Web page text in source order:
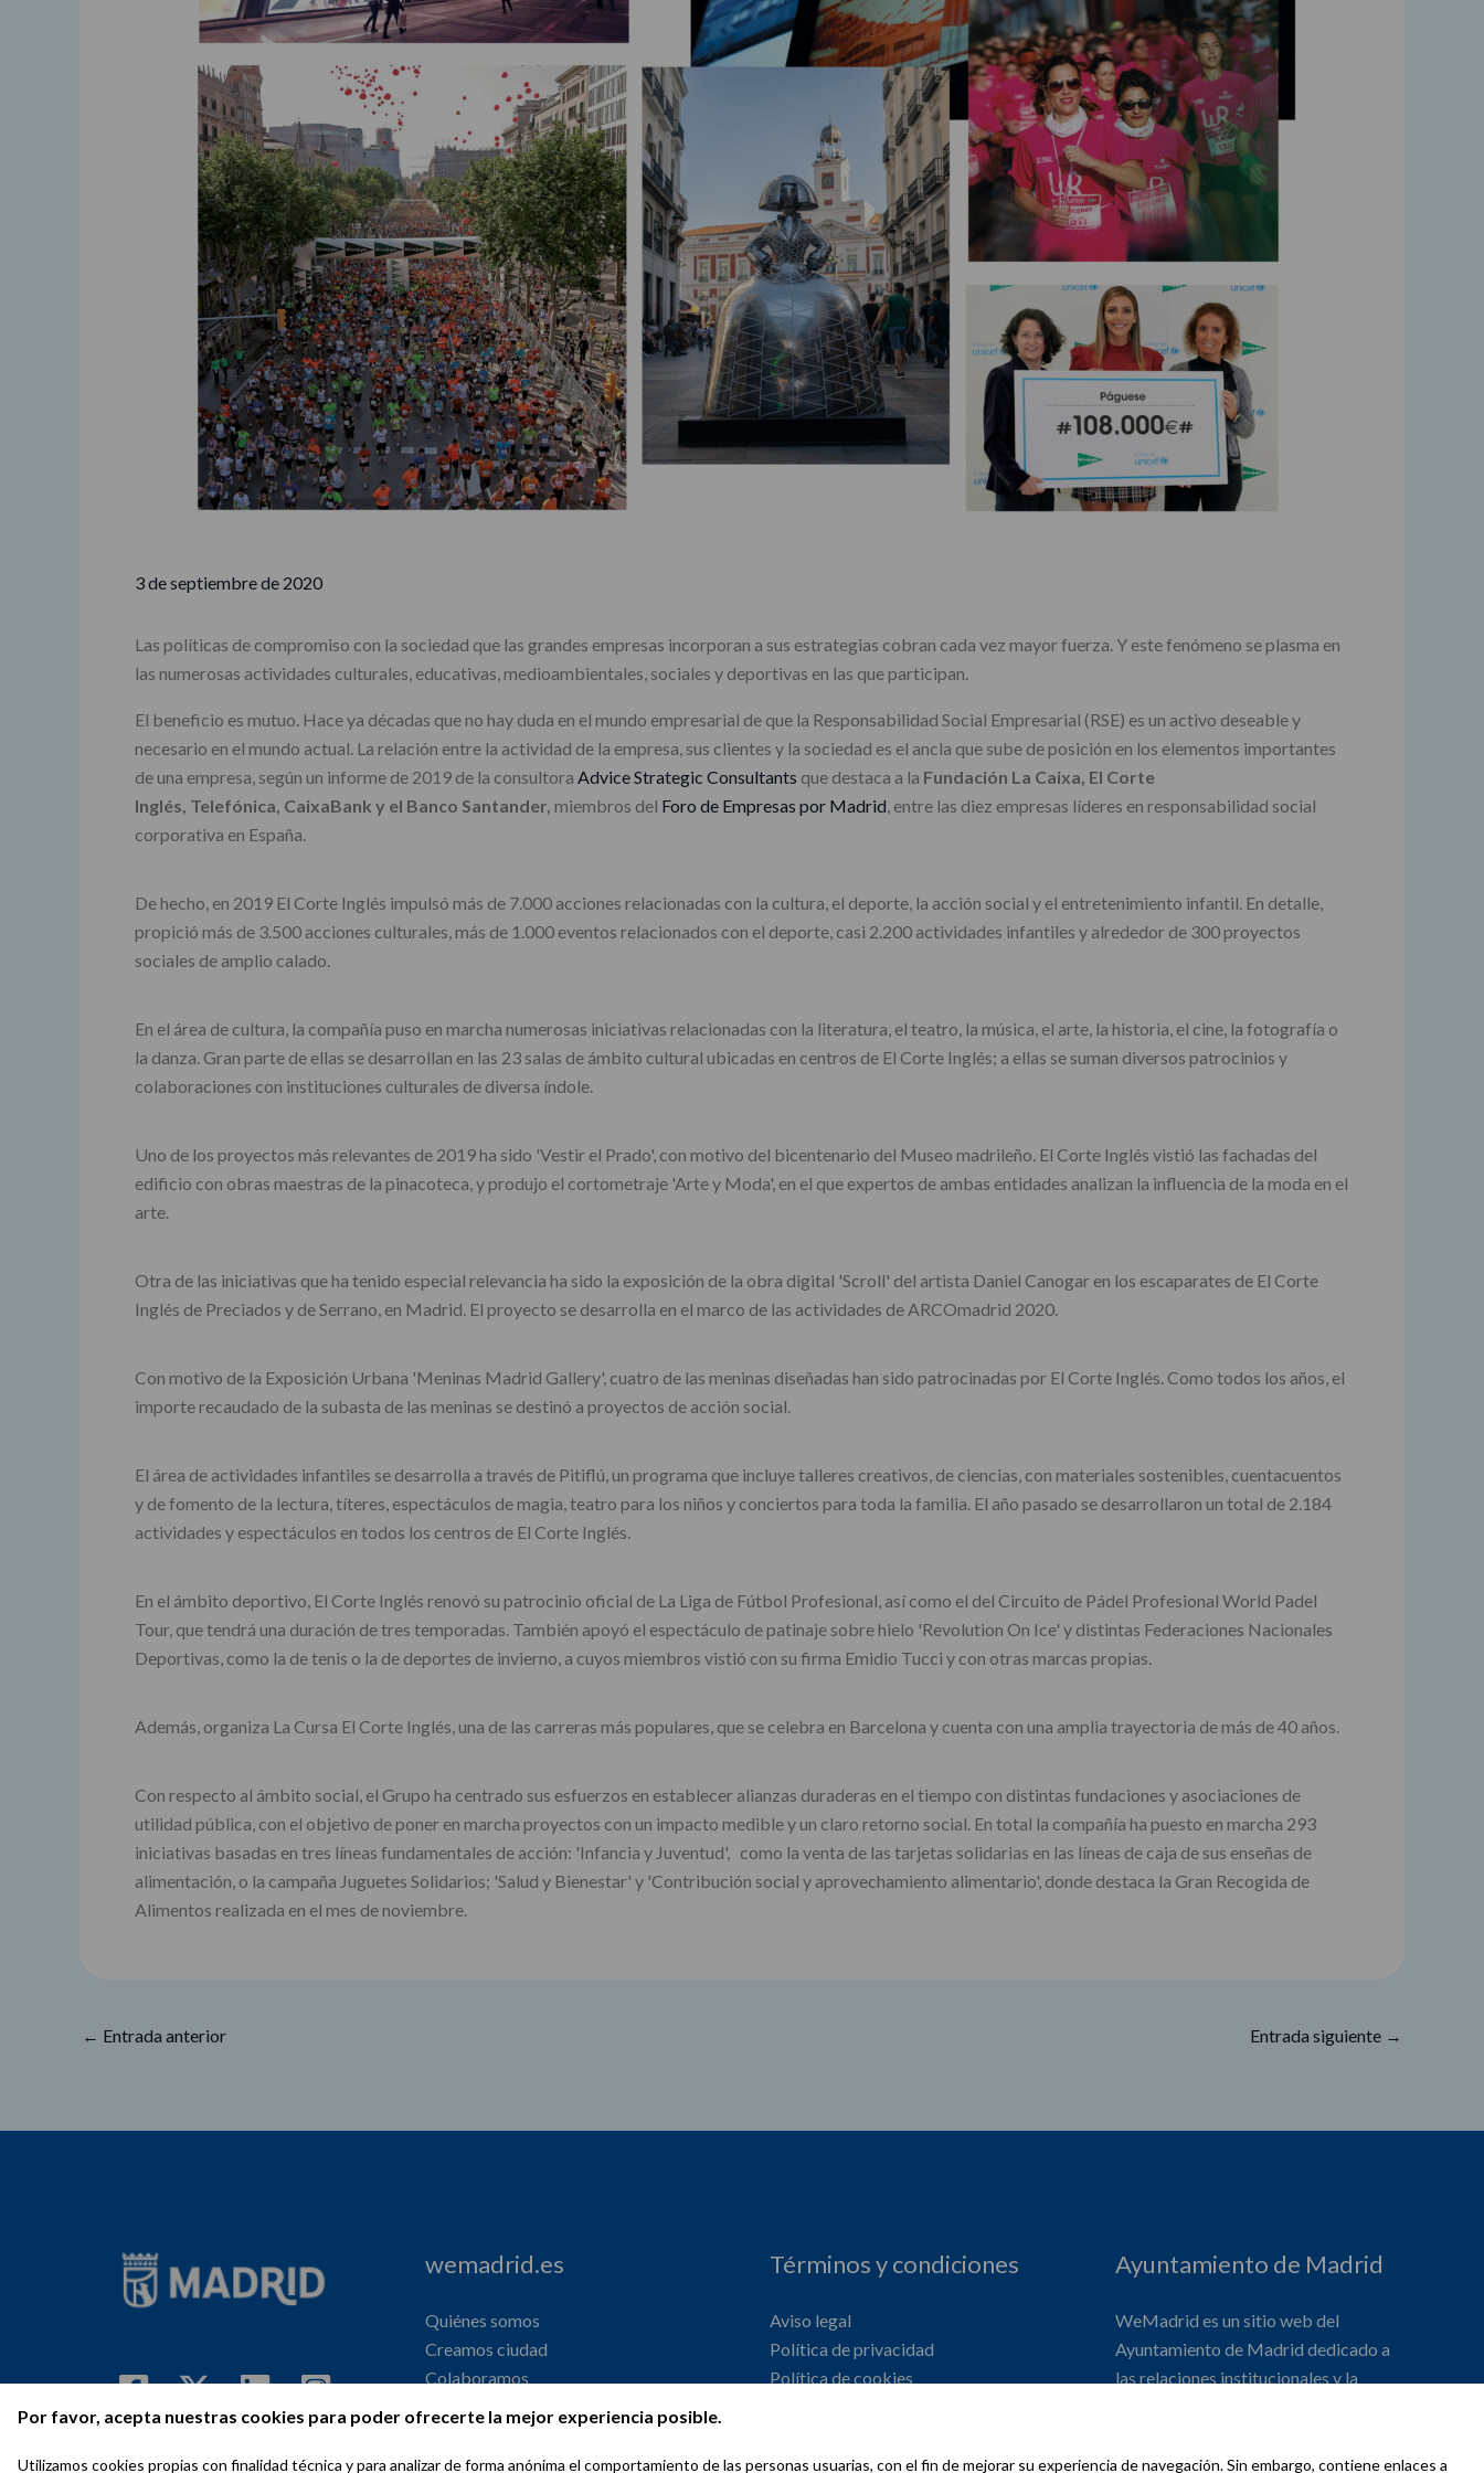
Por favor, acepta nuestras cookies para poder ofrecerte la mejor experiencia posible.
Utilizamos cookies propias con finalidad técnica y para analizar de forma anónima el comportamiento de las personas usuarias, con el fin de mejorar su experiencia de navegación. Sin embargo, contiene enlaces a
3 de septiembre de 2020
Las políticas de compromiso con la sociedad que las grandes empresas incorporan a sus estrategias cobran cada vez mayor fuerza. Y este fenómeno se plasma en
las numerosas actividades culturales, educativas, medioambientales, sociales y deportivas en las que participan.
El beneficio es mutuo. Hace ya décadas que no hay duda en el mundo empresarial de que la Responsabilidad Social Empresarial (RSE) es un activo deseable y
necesario en el mundo actual. La relación entre la actividad de la empresa, sus clientes y la sociedad es el ancla que sube de posición en los elementos importantes
de una empresa, según un informe de 2019 de la consultora Advice Strategic Consultants que destaca a la Fundación La Caixa, El Corte
Inglés, Telefónica, CaixaBank y el Banco Santander, miembros del Foro de Empresas por Madrid, entre las diez empresas líderes en responsabilidad social
corporativa en España.
De hecho, en 2019 El Corte Inglés impulsó más de 7.000 acciones relacionadas con la cultura, el deporte, la acción social y el entretenimiento infantil. En detalle,
propició más de 3.500 acciones culturales, más de 1.000 eventos relacionados con el deporte, casi 2.200 actividades infantiles y alrededor de 300 proyectos
sociales de amplio calado.
En el área de cultura, la compañía puso en marcha numerosas iniciativas relacionadas con la literatura, el teatro, la música, el arte, la historia, el cine, la fotografía o
la danza. Gran parte de ellas se desarrollan en las 23 salas de ámbito cultural ubicadas en centros de El Corte Inglés; a ellas se suman diversos patrocinios y
colaboraciones con instituciones culturales de diversa índole.
Uno de los proyectos más relevantes de 2019 ha sido 'Vestir el Prado', con motivo del bicentenario del Museo madrileño. El Corte Inglés vistió las fachadas del
edificio con obras maestras de la pinacoteca, y produjo el cortometraje 'Arte y Moda', en el que expertos de ambas entidades analizan la influencia de la moda en el
arte.
Otra de las iniciativas que ha tenido especial relevancia ha sido la exposición de la obra digital 'Scroll' del artista Daniel Canogar en los escaparates de El Corte
Inglés de Preciados y de Serrano, en Madrid. El proyecto se desarrolla en el marco de las actividades de ARCOmadrid 2020.
Con motivo de la Exposición Urbana 'Meninas Madrid Gallery', cuatro de las meninas diseñadas han sido patrocinadas por El Corte Inglés. Como todos los años, el
importe recaudado de la subasta de las meninas se destinó a proyectos de acción social.
El área de actividades infantiles se desarrolla a través de Pitiflú, un programa que incluye talleres creativos, de ciencias, con materiales sostenibles, cuentacuentos
y de fomento de la lectura, títeres, espectáculos de magia, teatro para los niños y conciertos para toda la familia. El año pasado se desarrollaron un total de 2.184
actividades y espectáculos en todos los centros de El Corte Inglés.
En el ámbito deportivo, El Corte Inglés renovó su patrocinio oficial de La Liga de Fútbol Profesional, así como el del Circuito de Pádel Profesional World Padel
Tour, que tendrá una duración de tres temporadas. También apoyó el espectáculo de patinaje sobre hielo 'Revolution On Ice' y distintas Federaciones Nacionales
Deportivas, como la de tenis o la de deportes de invierno, a cuyos miembros vistió con su firma Emidio Tucci y con otras marcas propias.
Además, organiza La Cursa El Corte Inglés, una de las carreras más populares, que se celebra en Barcelona y cuenta con una amplia trayectoria de más de 40 años.
Con respecto al ámbito social, el Grupo ha centrado sus esfuerzos en establecer alianzas duraderas en el tiempo con distintas fundaciones y asociaciones de
utilidad pública, con el objetivo de poner en marcha proyectos con un impacto medible y un claro retorno social. En total la compañía ha puesto en marcha 293
iniciativas basadas en tres líneas fundamentales de acción: 'Infancia y Juventud', como la venta de las tarjetas solidarias en las líneas de caja de sus enseñas de
alimentación, o la campaña Juguetes Solidarios; 'Salud y Bienestar' y 'Contribución social y aprovechamiento alimentario', donde destaca la Gran Recogida de
Alimentos realizada en el mes de noviembre.
← Entrada anterior Entrada siguiente →
wemadrid.es
Quiénes somos
Creamos ciudad
Colaboramos
Internacional
Términos y condiciones
Aviso legal
Política de privacidad
Política de cookies
Ayuntamiento de Madrid
WeMadrid es un sitio web del
Ayuntamiento de Madrid dedicado a
las relaciones institucionales y la